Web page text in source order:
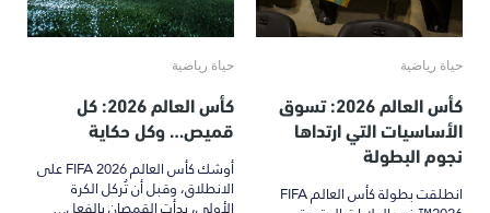
حياة رياضية
كأس العالم 2026: تسوق
الأساسيات التي ارتداها
نجوم البطولة
انطلقت بطولة كأس العالم FIFA
حياة رياضية
كأس العالم 2026: كل
قميص… وكل حكاية
أوشك كأس العالم FIFA 2026 على
الانطلاق، وقبل أن تُركل الكرة
الأولى، بدأت القمصان بالفعل…